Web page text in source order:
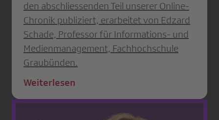
den abschliessenden Teil unserer Online-
Chronik publiziert, erarbeitet von Edzard
Schade, Professor für Informations- und
Medienmanagement, Fachhochschule
Graubünden.
Weiterlesen